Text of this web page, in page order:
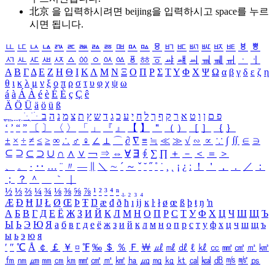
北京 을 입력하시려면 beijing을 입력하시고 space를 누르
시면 됩니다.
ㅥ ㅦ ㅧ ㅨ ㅩ ㅪ ㅫ ㅬ ㅭ ㅮ ㅯ ㅰ ㅱ ㅲ ㅳ ㅴ ㅵ ㅶ ㅷ ㅸ
ㅹ
ㅺ ㅻ ㅼ ㅽ ㅾ ㅿ ㆀ ㆁ ㆂ ㆃ ㆄ ㆅ ㆆ ㆇ ㆈ ㆉ ㆊ ㆋ ㆌ ㆍ
ㆎ
Α Β ΓΔ Ε Ζ Η Θ Ι ΚΛ Μ Ν Ξ Ο Π Ρ Σ ΤΥ Φ Χ Ψ Ω α β γ δ ε ζ η
θ ι κ λ μ ν ξ ο π ρ σ τ υ φ χ ψ ω
á à Á À é è É È ç Ç ê
Ä Ö Ü ä ö ü ß
ִֶֹ ֻּ ׁׂ פ ם ן ו ט א ר ק ף ך ל ח י ע כ ג ד ש ץ ת צ מ נ ה ב
‘ ’ “ ” 〔 〕 〈 〉 「 」 『 』 【 】 ＂ （ ） ［ ］ ｛ ｝
± × ÷ ≠ ≤ ≥ ∞ ∴ ♂ ♀ ∠ ⊥ ⌒ ∂ ∇ ≡ ≒ ≪ ≫ √ ∽ ∝ ∵ ∫ ∬ ∈ ∋
⊆ ⊇ ⊂ ⊃ ∪ ∩ ∧ ∨ ￢ ⇒ ⇔ ∀ ∃ ∮ ∑ ∏ ＋ － ＜ ＝
＞
、
。 · ‥ … ¨ 〃 ― ＼ ∼ ´ ～ ˇ ˘ ˝ ˚ ˙ ¸ ¡ ¿ ː ！ ＇ ， ． ／
：
；
？ ＾ ｀
½ ⅓ ⅔ ¼ ¾ ⅛ ⅜ ⅝ ⅞ ¹ ² ³ ⁴ ⁿ ₁ ₂ ₃ ₄
Æ Ð Ħ Ĳ Ł Ø Œ Þ Ŧ Ŋ æ đ ð ħ ı ĳ ĸ ŀ ł ø œ ß þ ŧ ŋ ŉ
А Б В Г Д Е Ё Ж З И Й К Л М Н О П Р С Т У Ф Х Ц Ч Ш Щ Ъ
Ы Ь Э Ю Я а б в г д е ё ж з и й к л м н о п р с т у ф х ц ч ш щ ъ
ы ь э ю я
′ ″ ℃ Å ￠ ￡ ￥ ¤ ℉ ‰ ＄ ％ Ｆ ￦ ㎕ ㎖ ㎗ ℓ ㎘ ㏄ ㎣ ㎤ ㎥ ㎦
㎙ ㎚ ㎛ ㎜ ㎝ ㎞ ㎟ ㎠ ㎡ ㎢ ㏊ ㎍ ㎎ ㎏ ㏏ ㎈ ㎉ ㏈ ㎧ ㎨ ㎰